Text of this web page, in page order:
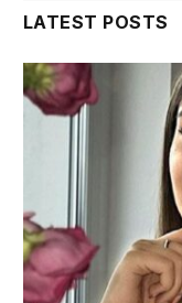
LATEST POSTS